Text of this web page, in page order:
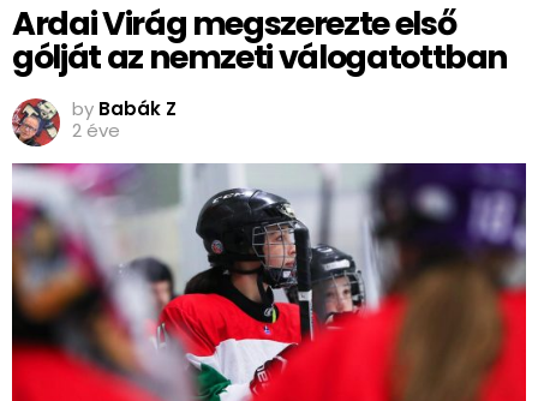
Ardai Virág megszerezte első
gólját az nemzeti válogatottban
by Babák Z
2 éve